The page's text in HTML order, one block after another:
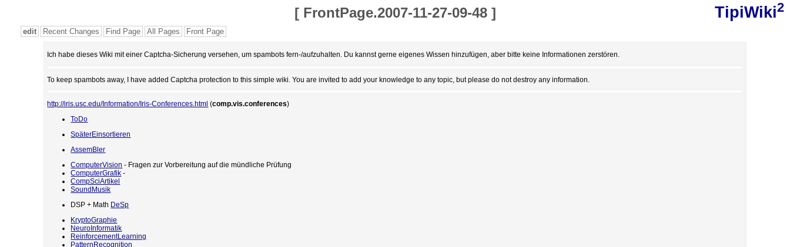
TipiWiki2
[ FrontPage.2007-11-27-09-48]
edit Recent Changes Find Page All Pages Front Page
Ich habe dieses Wiki mit einer Captcha-Sicherung versehen, um spambots fern-/aufzuhalten. Du kannst gerne eigenes Wissen hinzufügen, aber bitte keine Informationen zerstören.
To keep spambots away, I have added Captcha protection to this simple wiki. You are invited to add your knowledge to any topic, but please do not destroy any information.
http://iris.usc.edu/Information/Iris-Conferences.html (comp.vis.conferences)
ToDo
SpäterEinsortieren
AssemBler
ComputerVision - Fragen zur Vorbereitung auf die mündliche Prüfung
ComputerGrafik -
CompSciArtikel
SoundMusik
DSP + Math DeSp
KryptoGraphie
NeuroInformatik
ReinforcementLearning
PatternRecognition